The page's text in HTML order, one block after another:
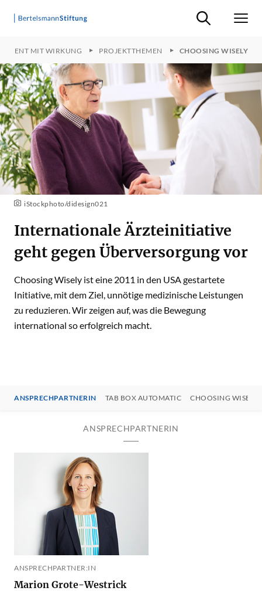
Suche ein-/
MIT WIRKUNG PROJEKTTHEMEN CHOOSING WISELY
iStockphoto/didesign021
Internationale Ärzteinitiative
geht gegen Überversorgung vor
Choosing Wisely ist eine 2011 in den USA gestartete
Initiative, mit dem Ziel, unnötige medizinische Leistungen
zu reduzieren. Wir zeigen auf, was die Bewegung
international so erfolgreich macht.
ANSPRECHPARTNERIN TAB BOX AUTOMATIC CHOOSING
ANSPRECHPARTNERIN
ANSPRECHPARTNER:IN
Marion Grote-Westrick